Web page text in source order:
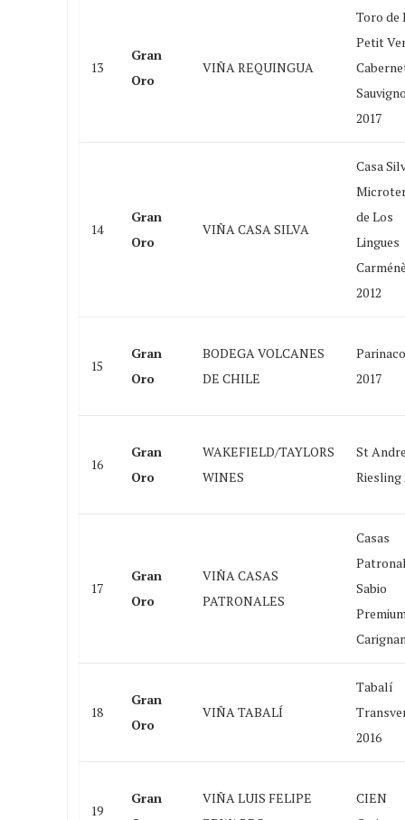
13
Gran
Oro
VIÑA REQUINGUA
Toro de
Petit
2017
14
Gran
Oro
VIÑA CASA SILVA
Casa
de Los
Lingues
2012
15
Gran
Oro
BODEGA VOLCANES
DE CHILE
2017
16
Gran
Oro
WAKEFIELD/TAYLORS
WINES
St
Riesling
17
Gran
Oro
VIÑA CASAS
PATRONALES
Casas
Sabio
18
Gran
Oro
VIÑA TABALÍ
Tabalí
2016
19
Gran
VIÑA LUIS FELIPE
CIEN